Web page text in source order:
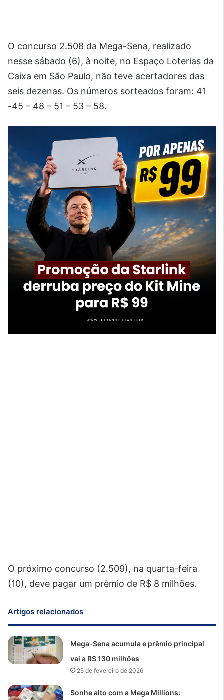
O concurso 2.508 da Mega-Sena, realizado
nesse sábado (6), à noite, no Espaço Loterias da
Caixa em São Paulo, não teve acertadores das
seis dezenas. Os números sorteados foram: 41
-45 – 48 – 51 – 53 – 58.
O próximo concurso (2.509), na quarta-feira
(10), deve pagar um prêmio de R$ 8 milhões.
Artigos relacionados
Mega-Sena acumula e prêmio principal
vai a R$ 130 milhões
25 de fevereiro de 2026
Sonhe alto com a Mega Millions: